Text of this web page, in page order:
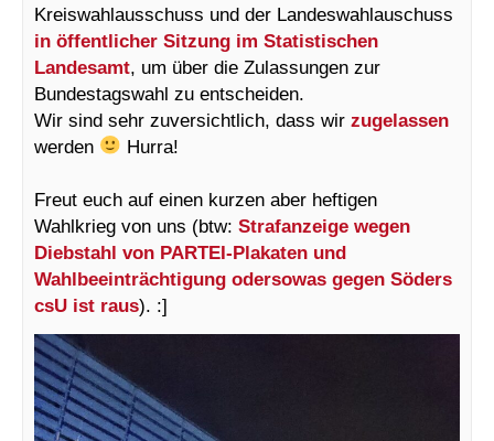
Kreiswahlausschuss und der Landeswahlauschuss
in öffentlicher Sitzung im Statistischen
Landesamt, um über die Zulassungen zur
Bundestagswahl zu entscheiden.
Wir sind sehr zuversichtlich, dass wir zugelassen
werden
Hurra!
Freut euch auf einen kurzen aber heftigen
Wahlkrieg von uns (btw: Strafanzeige wegen
Diebstahl von PARTEI-Plakaten und
Wahlbeeinträchtigung odersowas gegen Söders
csU ist raus). :]